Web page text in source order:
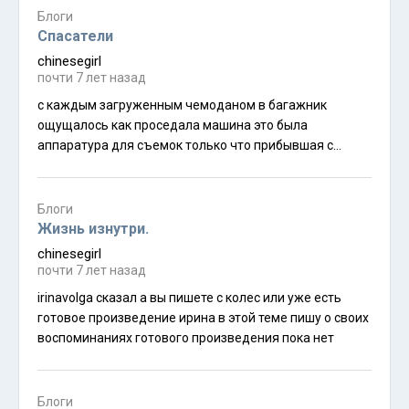
напротив большого окна открывавшее нам
Блоги
Спасатели
chinesegirl
почти 7 лет назад
с каждым загруженным чемоданом в багажник
ощущалось как проседала машина это была
аппаратура для съемок только что прибывшая с
ждал путь длинною в семь часов наверное это был
мой первый рассвет в пакистане который мы
встречали в дороге мы мчались по автомагистрали
среди гималайских гор укрытых облаками словно
гималайские горы не переставали удивлять своей
красотой в 11 30 утра в городе музарффарабад
кашмир планировалось выступление премьер
Блоги
Жизнь изнутри.
chinesegirl
почти 7 лет назад
irinavolga сказал а вы пишете с колес или уже есть
готовое произведение ирина в этой теме пишу о своих
воспоминаниях готового произведения пока нет
Блоги